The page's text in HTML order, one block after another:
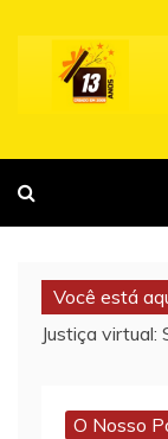
content
Você está
Justiça virtual:
O Nosso